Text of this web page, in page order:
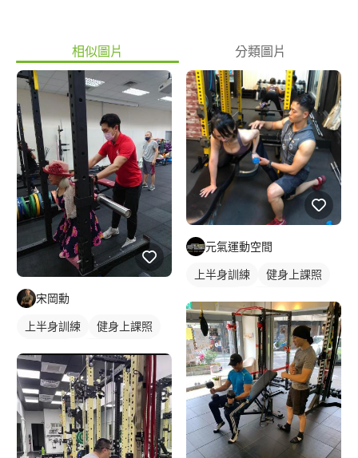
相似圖片 分類圖片
宋岡勳
上半身訓練
健身上課照
重訓教練
健身課程
重訓課程
腿部訓練
元氣運動空間
上半身訓練
健身上課照
健身團體課
重訓教練
重訓課程
健身課程
背部訓練